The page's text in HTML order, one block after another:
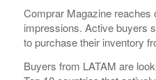
Comprar Magazine reaches
impressions. Active buyers
to purchase their inventory
Buyers from LATAM are